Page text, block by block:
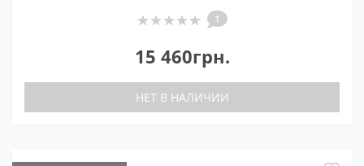
1
15 460грн.
НЕТ В НАЛИЧИИ